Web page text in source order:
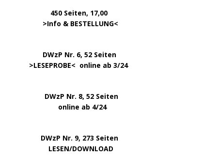
450 Seiten, 17,00
>Info & BESTELLUNG<
DWzP Nr. 6, 52 Seiten
>LESEPROBE< online ab 3/24
DWzP Nr. 8, 52 Seiten
online ab 4/24
DWzP Nr. 9, 273 Seiten
LESEN/DOWNLOAD